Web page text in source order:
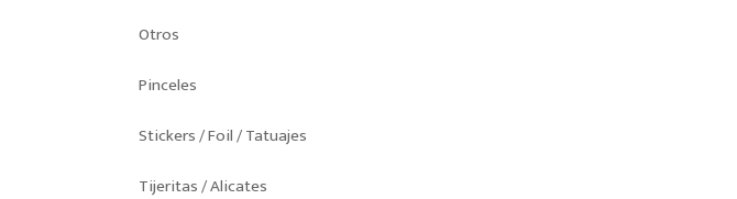
Otros
Pinceles
Stickers / Foil / Tatuajes
Tijeritas / Alicates